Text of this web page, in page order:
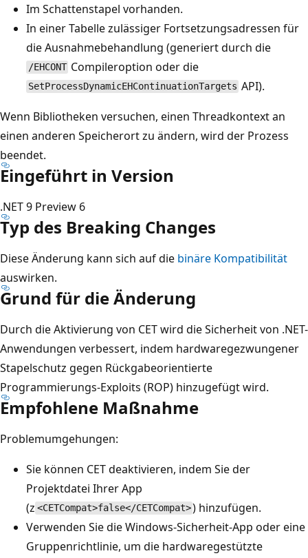
Im Schattenstapel vorhanden.
In einer Tabelle zulässiger Fortsetzungsadressen für
die Ausnahmebehandlung (generiert durch die
/EHCONT Compileroption oder die
SetProcessDynamicEHContinuationTargets API).
Wenn Bibliotheken versuchen, einen Threadkontext an
einen anderen Speicherort zu ändern, wird der Prozess
beendet.
Eingeführt in Version
.NET 9 Preview 6
Typ des Breaking Changes
Diese Änderung kann sich auf die binäre Kompatibilität
auswirken.
Grund für die Änderung
Durch die Aktivierung von CET wird die Sicherheit von .NET-
Anwendungen verbessert, indem hardwaregezwungener
Stapelschutz gegen Rückgabeorientierte
Programmierungs-Exploits (ROP) hinzugefügt wird.
Empfohlene Maßnahme
Problemumgehungen:
Sie können CET deaktivieren, indem Sie der
Projektdatei Ihrer App
(z <CETCompat>false</CETCompat>) hinzufügen.
Verwenden Sie die Windows-Sicherheit-App oder eine
Gruppenrichtlinie, um die hardwaregestützte